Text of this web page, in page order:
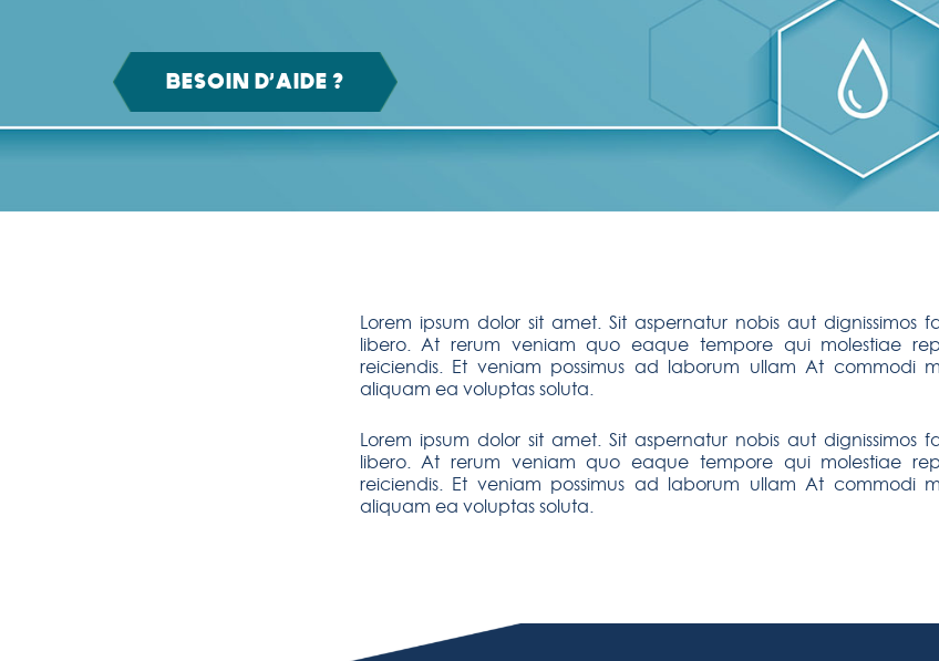
BESOIN D’AIDE ?
Lorem ipsum dolor sit amet. Sit aspernatur nobis aut dignissimos
libero. At rerum veniam quo eaque tempore qui molestiae
reiciendis. Et veniam possimus ad laborum ullam At commodi
aliquam ea voluptas soluta.
Lorem ipsum dolor sit amet. Sit aspernatur nobis aut dignissimos
libero. At rerum veniam quo eaque tempore qui molestiae
reiciendis. Et veniam possimus ad laborum ullam At commodi
aliquam ea voluptas soluta.